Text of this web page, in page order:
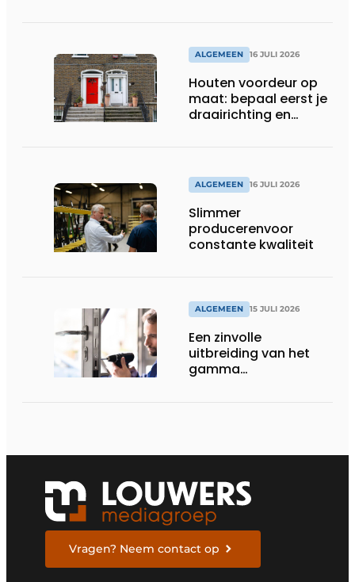
ALGEMEEN 16 JULI 2026
Houten voordeur op
maat: bepaal eerst je
draairichting en
ALGEMEEN 16 JULI 2026
Slimmer
producerenvoor
constante kwaliteit
ALGEMEEN 15 JULI 2026
Een zinvolle
uitbreiding van het
gamma
Vragen? Neem contact op